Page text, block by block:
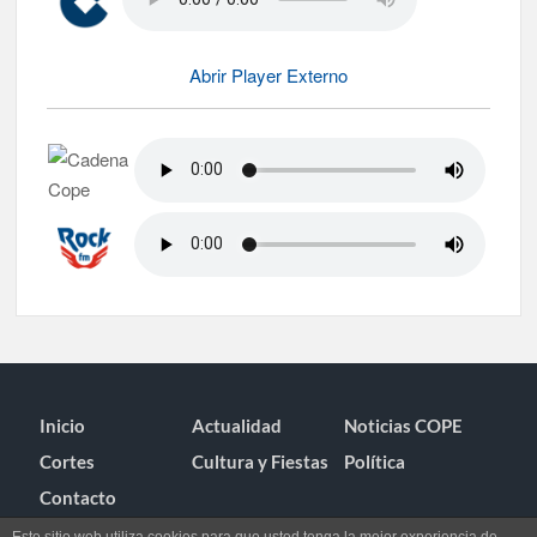
Abrir Player Externo
Inicio Actualidad
Noticias COPE
Cortes
Cultura y Fiestas
Política
Contacto